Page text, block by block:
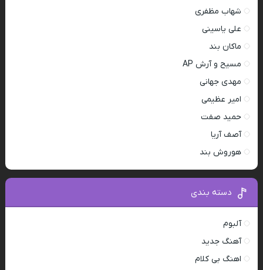
شهاب مظفری
علی یاسینی
ماکان بند
مسیح و آرش AP
مهدی جهانی
امیر عظیمی
حمید صفت
آصف آریا
هوروش بند
دسته بندی
آلبوم
آهنگ جدید
اهنگ بی کلام